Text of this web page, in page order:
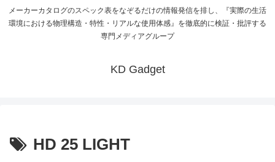
メーカーカタログのスペック表をなぞるだけの情報発信を排し、『実際の生活
環境における物理構造・特性・リアルな使用体感』を徹底的に検証・批評する
専門メディアグループ
KD Gadget
HD 25 LIGHT